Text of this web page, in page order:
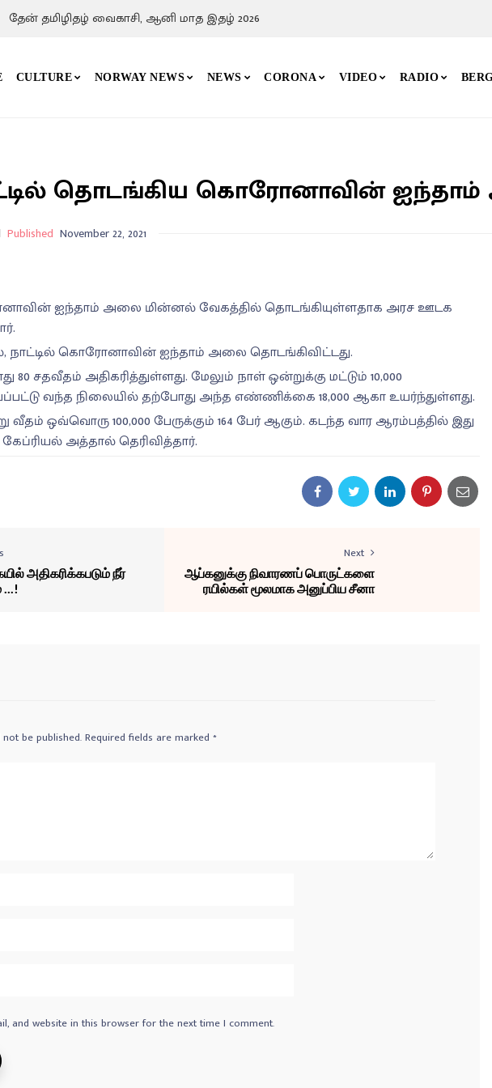
தேன் தமிழிதழ் வைகாசி, ஆனி மாத இதழ் 2026
CULTURE NORWAY NEWS NEWS CORONA VIDEO RADIO
தொடங்கிய கொரோனாவின்
Published November 22, 2021
ஐந்தாம் அலை மின்னல் வேகத்தில் தொடங்கியுள்ளதாக அரச ஊடக
நாட்டில் கொரோனாவின் ஐந்தாம் அலை தொடங்கிவிட்டது.
சதவீதம் அதிகரித்துள்ளது. மேலும் நாள் ஒன்றுக்கு மட்டும் 10,000
வந்த நிலையில் தற்போது அந்த எண்ணிக்கை 18,000 ஆகா உயர்ந்துள்ளது.
ஒவ்வொரு 100,000 பேருக்கும் 164 பேர் ஆகும். கடந்த வார ஆரம்பத்தில் இது
கேப்ரியல் அத்தால் தெரிவித்தார்.
அதிகரிக்கபடும் நீர்
Next
ஆப்கனுக்கு நிவாரணப் பொருட்களை
ரயில்கள் மூலமாக அனுப்பிய சீனா
be published.Required fields are marked *
and website in this browser for the next time I comment.